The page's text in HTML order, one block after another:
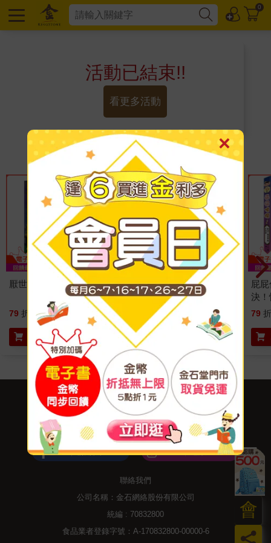
0
活動已結束!!
看更多活動
下一段閱讀的旅程也許更美好
厭世的人請來泰國
79 折 特價 356
加入購物車
夢想微微疼（夢想新裝
版）
特價
加入購物車
屁
決
79 折
員
會
關於我們 門市查詢 分紅大聯盟 客服中心
訂閱
粉絲團 追蹤
聯絡我們
公司名稱：金石網絡股份有限公司
統編 : 70832800
食品業者登錄字號：A-170832800-00000-6